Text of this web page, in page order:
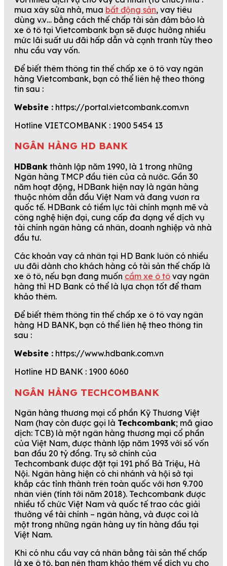
mua xây sửa nhà, mua bất động sản, vay tiêu
dùng v.v… bằng cách thế chấp tài sản đảm bảo là
xe ô tô tại Vietcombank bạn sẽ được hưởng nhiều
mức lãi suất ưu đãi hấp dẫn và cạnh tranh tùy theo
nhu cầu vay vốn.
Để biết thêm thông tin thế chấp xe ô tô vay ngân
hàng Vietcombank, bạn có thể liên hệ theo thông
tin sau :
Website : https://portal.vietcombank.com.vn
Hotline VIETCOMBANK : 1900 5454 13
NGÂN HÀNG HD BANK
HDBank thành lập năm 1990, là 1 trong những
Ngân hàng TMCP đầu tiên của cả nước. Gần 30
năm hoạt động, HDBank hiện nay là ngân hàng
thuộc nhóm dẫn đầu Việt Nam và đang vươn ra
quốc tế. HDBank có tiềm lực tài chính mạnh mẽ và
công nghệ hiện đại, cung cấp đa dạng về dịch vụ
tài chính ngân hàng cá nhân, doanh nghiệp và nhà
đầu tư.
Các khoản vay cá nhân tại HD Bank luôn có nhiều
ưu đãi dành cho khách hàng có tài sản thế chấp là
xe ô tô, nếu bạn đang muốn cầm xe ô tô vay ngân
hàng thì HD Bank có thể là lựa chọn tốt để tham
khảo thêm.
Để biết thêm thông tin thế chấp xe ô tô vay ngân
hàng HD BANK, bạn có thể liên hệ theo thông tin
sau :
Website : https://www.hdbank.com.vn
Hotline HD BANK : 1900 6060
NGÂN HÀNG TECHCOMBANK
Ngân hàng thương mại cổ phần Kỹ Thương Việt
Nam (hay còn được gọi là Techcombank; mã giao
dịch: TCB) là một ngân hàng thương mại cổ phần
của Việt Nam, được thành lập năm 1993 với số vốn
ban đầu 20 tỷ đồng. Trụ sở chính của
Techcombank được đặt tại 191 phố Bà Triệu, Hà
Nội. Ngân hàng hiện có chi nhánh và hội sở tại
khắp các tỉnh thành trên toàn quốc với hơn 9.700
nhân viên (tính tới năm 2018). Techcombank được
nhiều tổ chức Việt Nam và quốc tế trao các giải
thưởng về tài chính – ngân hàng, và được coi là
một trong những ngân hàng uy tín hàng đầu tại
Việt Nam.
Khi có nhu cầu vay cá nhân bằng tài sản thế chấp
là xe ô tô, bạn nên tham khảo thêm về dịch vụ cho